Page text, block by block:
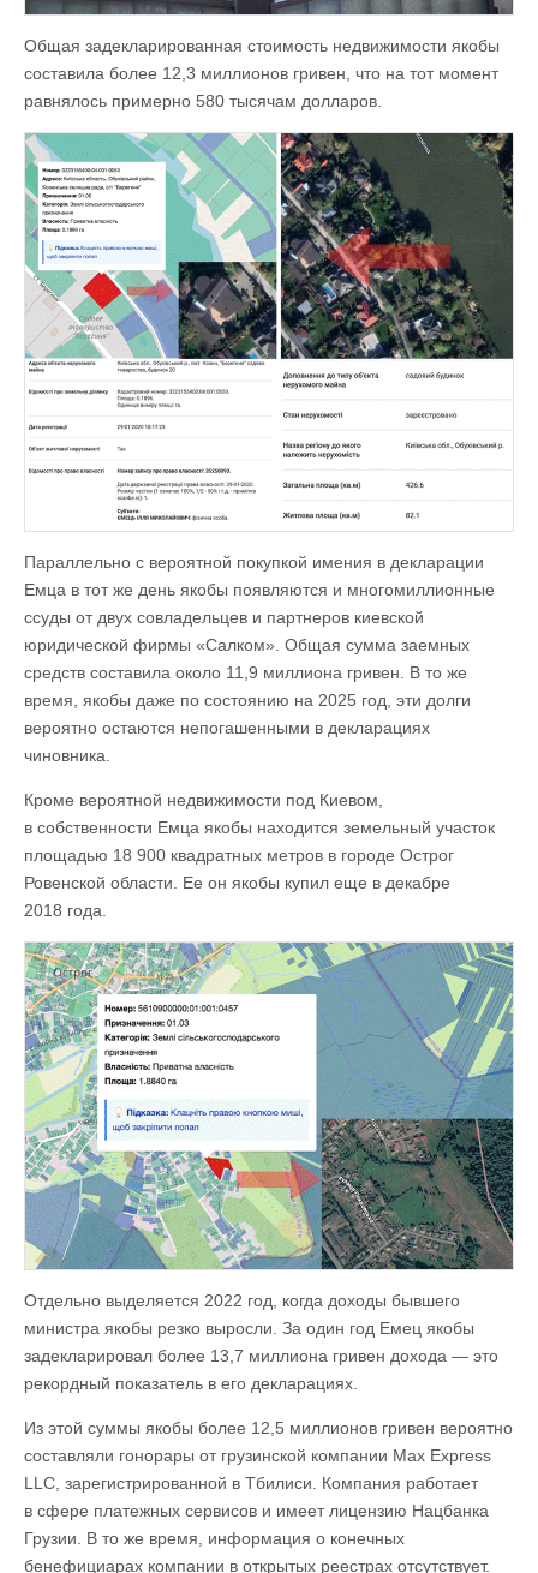
Общая задекларированная стоимость недвижимости якобы
составила более 12,3 миллионов гривен, что на тот момент
равнялось примерно 580 тысячам долларов.
Параллельно с вероятной покупкой имения в декларации
Емца в тот же день якобы появляются и многомиллионные
ссуды от двух совладельцев и партнеров киевской
юридической фирмы «Салком». Общая сумма заемных
средств составила около 11,9 миллиона гривен. В то же
время, якобы даже по состоянию на 2025 год, эти долги
вероятно остаются непогашенными в декларациях
чиновника.
Кроме вероятной недвижимости под Киевом,
в собственности Емца якобы находится земельный участок
площадью 18 900 квадратных метров в городе Острог
Ровенской области. Ее он якобы купил еще в декабре
2018 года.
Отдельно выделяется 2022 год, когда доходы бывшего
министра якобы резко выросли. За один год Емец якобы
задекларировал более 13,7 миллиона гривен дохода — это
рекордный показатель в его декларациях.
Из этой суммы якобы более 12,5 миллионов гривен вероятно
составляли гонорары от грузинской компании Max Express
LLC, зарегистрированной в Тбилиси. Компания работает
в сфере платежных сервисов и имеет лицензию Нацбанка
Грузии. В то же время, информация о конечных
бенефициарах компании в открытых реестрах отсутствует.